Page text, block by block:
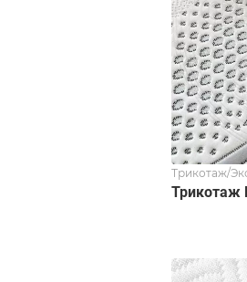
Трикотаж/
Трикотаж